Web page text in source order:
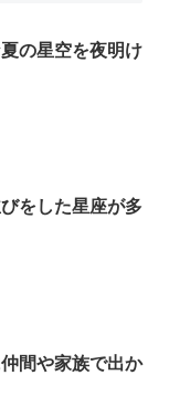
の星空を夜明け
をした星座が多
間や家族で出か